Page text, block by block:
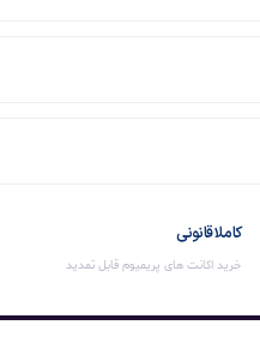
کاملا قانونی
خرید اکانت های پریمیوم قابل تمدید